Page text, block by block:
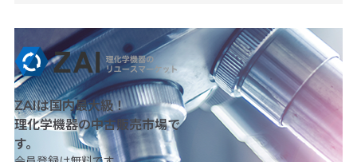
ZAIは国内最大級！
理化学機器の中古販売市場で
す。